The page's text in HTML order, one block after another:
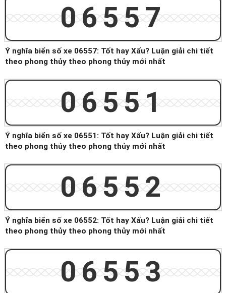
06557
Ý nghĩa biển số xe 06557: Tốt hay Xấu? Luận giải chi tiết
theo phong thủy theo phong thủy mới nhất
06551
Ý nghĩa biển số xe 06551: Tốt hay Xấu? Luận giải chi tiết
theo phong thủy theo phong thủy mới nhất
06552
Ý nghĩa biển số xe 06552: Tốt hay Xấu? Luận giải chi tiết
theo phong thủy theo phong thủy mới nhất
06553